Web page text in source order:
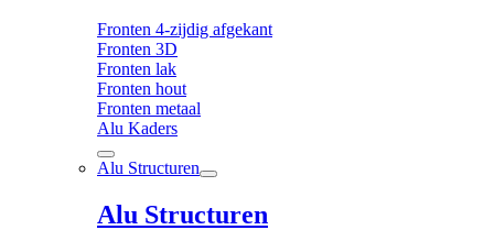
Fronten 4-zijdig afgekant
Fronten 3D
Fronten lak
Fronten hout
Fronten metaal
Alu Kaders
Alu Structuren
Alu Structuren